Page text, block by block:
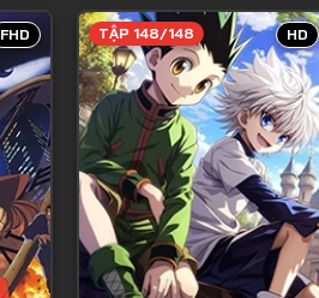
Tập 18
Tập 19
Tập 20
Tập 21
Tập 22
Tập 23
Tập 24
FHD HD
TẬP 148/148